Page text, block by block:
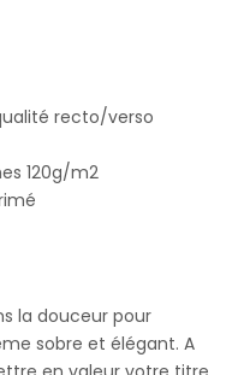
recto/verso
120g/m2
la douceur pour
sobre et élégant. A